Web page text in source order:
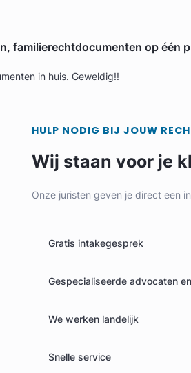
familierechtdocumenten op één
in huis. Geweldig!!
HULP NODIG BIJ JOUW
Wij staan voor je
Onze juristen geven je direct een
Gratis intakegesprek
Gespecialiseerde advocaten
We werken landelijk
Snelle service